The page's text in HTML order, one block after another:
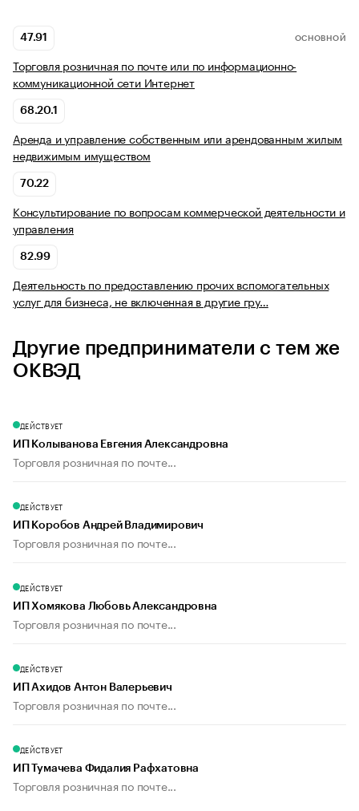
47.91 ОСНОВНОЙ
Торговля розничная по почте или по информационно-
коммуникационной сети Интернет
68.20.1
Аренда и управление собственным или арендованным жилым
недвижимым имуществом
70.22
Консультирование по вопросам коммерческой деятельности и
управления
82.99
Деятельность по предоставлению прочих вспомогательных
услуг для бизнеса, не включенная в другие гру…
Другие предприниматели с тем же
ОКВЭД
ДЕЙСТВУЕТ
ИП Колыванова Евгения Александровна
Торговля розничная по почте...
ДЕЙСТВУЕТ
ИП Коробов Андрей Владимирович
Торговля розничная по почте...
ДЕЙСТВУЕТ
ИП Хомякова Любовь Александровна
Торговля розничная по почте...
ДЕЙСТВУЕТ
ИП Ахидов Антон Валерьевич
Торговля розничная по почте...
ДЕЙСТВУЕТ
ИП Тумачева Фидалия Рафхатовна
Торговля розничная по почте...